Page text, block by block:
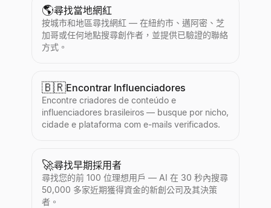
🌎尋找當地網紅
按城市和地區尋找網紅 — 在紐約市、邁阿密、芝
加哥或任何地點搜尋創作者，並提供已驗證的聯絡
方式。
🇧🇷Encontrar Influenciadores
Encontre criadores de conteúdo e
influenciadores brasileiros — busque por nicho,
cidade e plataforma com e-mails verificados.
🚀尋找早期採用者
尋找您的前 100 位理想用戶 — AI 在 30 秒內搜尋
50,000 多家近期獲得資金的新創公司及其決策
者。